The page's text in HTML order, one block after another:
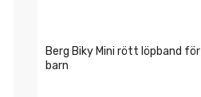
Berg Biky Mini rött löpband för
barn